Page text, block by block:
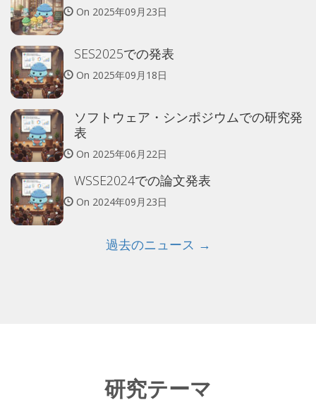
On 2025年09月23日
SES2025での発表
On 2025年09月18日
ソフトウェア・シンポジウムでの研究発
表
On 2025年06月22日
WSSE2024での論文発表
On 2024年09月23日
過去のニュース →
研究テーマ